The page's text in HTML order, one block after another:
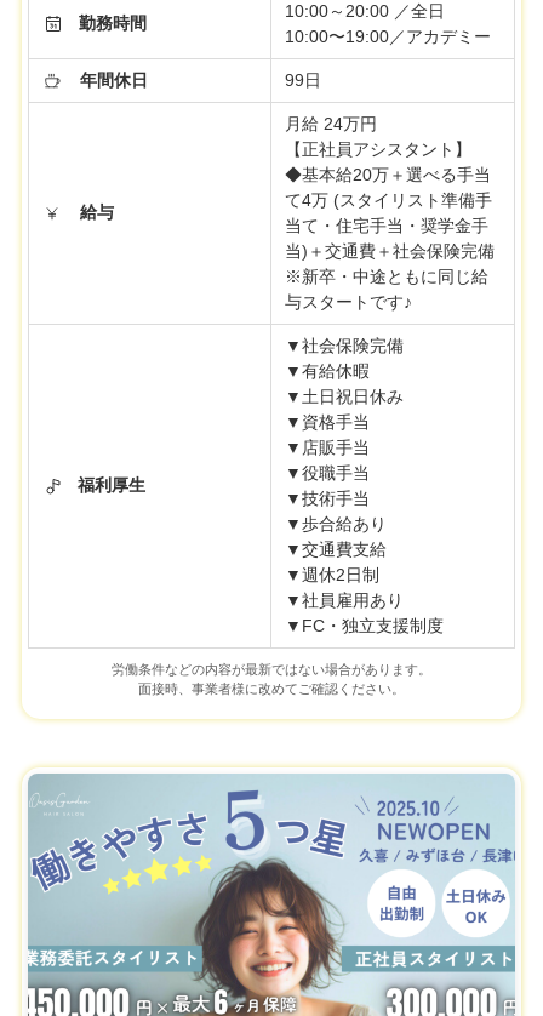
勤務時間
10:00～20:00 ／全日
10:00〜19:00／アカデミー
年間休日 99日
給与
月給 24万円
【正社員アシスタント】
◆基本給20万＋選べる手当
て4万 (スタイリスト準備手
当て・住宅手当・奨学金手
当)＋交通費＋社会保険完備
※新卒・中途ともに同じ給
与スタートです♪
福利厚生
▼社会保険完備
▼有給休暇
▼土日祝日休み
▼資格手当
▼店販手当
▼役職手当
▼技術手当
▼歩合給あり
▼交通費支給
▼週休2日制
▼社員雇用あり
▼FC・独立支援制度
労働条件などの内容が最新ではない場合があります。
面接時、事業者様に改めてご確認ください。